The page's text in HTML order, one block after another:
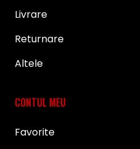
Livrare
Returnare
Altele
CONTUL MEU
Favorite